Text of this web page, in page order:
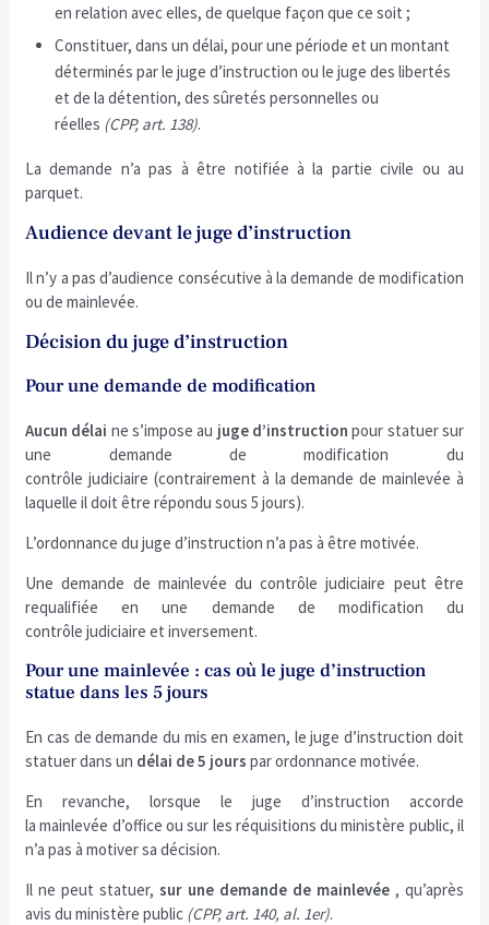
en relation avec elles, de quelque façon que ce soit ;
Constituer, dans un délai, pour une période et un montant
déterminés par le juge d’instruction ou le juge des libertés
et de la détention, des sûretés personnelles ou
réelles (CPP, art. 138).
La demande n’a pas à être notifiée à la partie civile ou au
parquet.
Audience devant le juge d’instruction
Il n’y a pas d’audience consécutive à la demande de modification
ou de mainlevée.
Décision du juge d’instruction
Pour une demande de modification
Aucun délai ne s’impose au juge d’instruction pour statuer sur
une demande de modification du
contrôle judiciaire (contrairement à la demande de mainlevée à
laquelle il doit être répondu sous 5 jours).
L’ordonnance du juge d’instruction n’a pas à être motivée.
Une demande de mainlevée du contrôle judiciaire peut être
requalifiée en une demande de modification du
contrôle judiciaire et inversement.
Pour une mainlevée : cas où le juge d’instruction
statue dans les 5 jours
En cas de demande du mis en examen, le juge d’instruction doit
statuer dans un délai de 5 jours par ordonnance motivée.
En revanche, lorsque le juge d’instruction accorde
la mainlevée d’office ou sur les réquisitions du ministère public, il
n’a pas à motiver sa décision.
Il ne peut statuer,sur une demande de mainlevée , qu’après
avis du ministère public (CPP, art. 140, al. 1er).